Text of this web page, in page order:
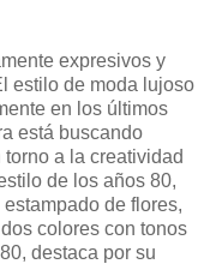
expresivos y
estilo de moda lujoso
en los últimos
está buscando
a la creatividad
de los años 80,
de flores,
colores con tonos
destaca por su